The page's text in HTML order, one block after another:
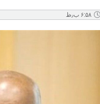
۶:۵۸ ب٫ظ